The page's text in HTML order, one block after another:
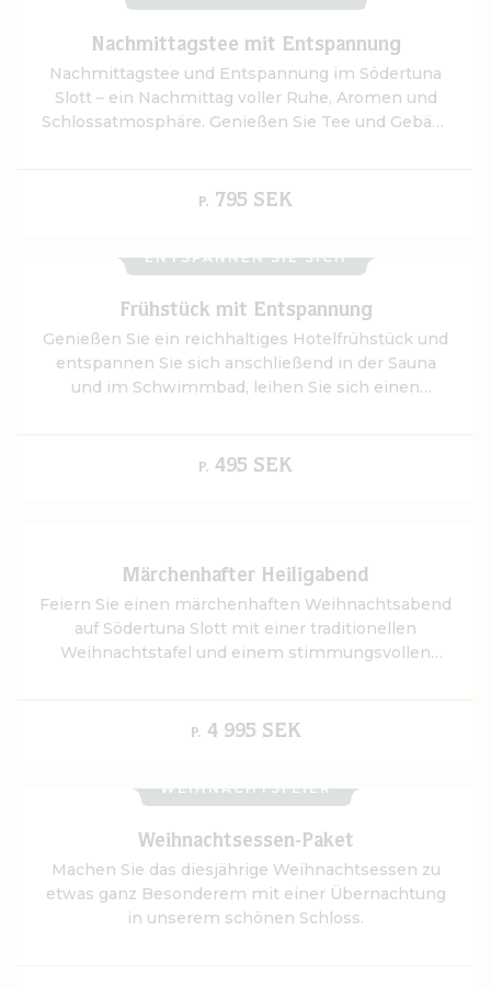
Nachmittagstee mit Entspannung
Nachmittagstee und Entspannung im Södertuna
Slott – ein Nachmittag voller Ruhe, Aromen und
Schlossatmosphäre. Genießen Sie Tee und Gebäck
Sauna und im Pool in Hertig Karls Bad.
P. 795 SEK
ENTSPANNEN SIE SICH
Frühstück mit Entspannung
Genießen Sie ein reichhaltiges Hotelfrühstück und
entspannen Sie sich anschließend in der Sauna
und im Schwimmbad, leihen Sie sich einen
erfrischendes Bad im Frösjön.
P. 495 SEK
Märchenhafter Heiligabend
Feiern Sie einen märchenhaften Weihnachtsabend
auf Södertuna Slott mit einer traditionellen
Weihnachtstafel und einem stimmungsvollen
P. 4 995 SEK
WEIHNACHTSFEIER
Weihnachtsessen-Paket
Machen Sie das diesjährige Weihnachtsessen zu
etwas ganz Besonderem mit einer Übernachtung
in unserem schönen Schloss.